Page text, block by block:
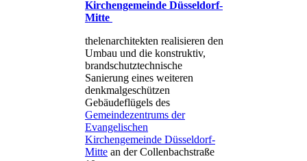
Kirchengemeinde Düsseldorf-
Mitte
thelenarchitekten realisieren den
Umbau und die konstruktiv,
brandschutztechnische
Sanierung eines weiteren
denkmalgeschützen
Gebäudeflügels des
Gemeindezentrums der
Evangelischen
Kirchengemeinde Düsseldorf-
Mitte an der Collenbachstraße